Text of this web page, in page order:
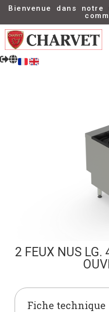
Bienvenue dans
2 FEUX NUS LG.
Fiche technique